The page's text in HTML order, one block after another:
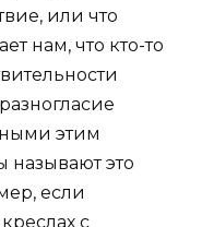
или что
нам, что кто-то
этим
называют это
если
с